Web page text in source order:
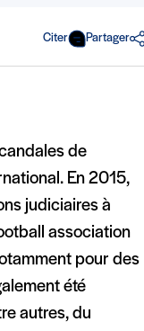
Citer Partager
de
En 2015,
judiciaires à
association
pour des
été
autres, du